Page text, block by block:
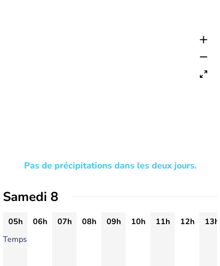
Pas de précipitations dans les deux jours.
Samedi 8
05h 06h 07h 08h 09h 10h 11h 12h
13h
Temps